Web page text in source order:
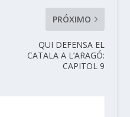
PRÓXIMO
QUI DEFENSA EL
CATALA A L’ARAGÓ:
CAPITOL 9